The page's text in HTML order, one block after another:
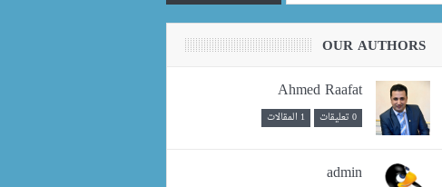
OUR AUTHORS
Ahmed Raafat
0 تعليقات 1 المقالات
admin